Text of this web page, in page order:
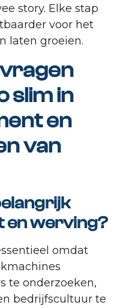
story. Elke stap
voor het
laten groeien.
slim in
en
van
werving?
omdat
te onderzoeken,
bedrijfscultuur te